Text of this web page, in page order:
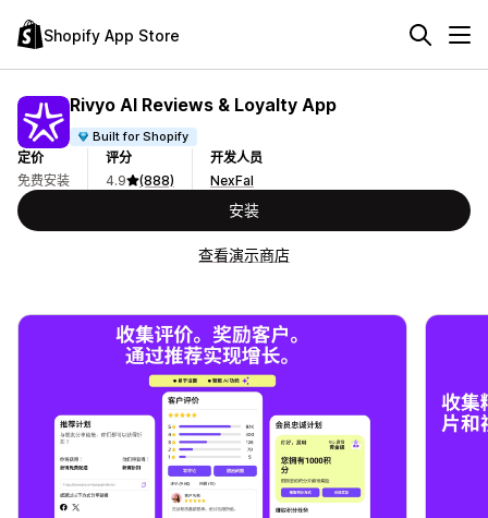
Shopify App Store
Rivyo AI Reviews & Loyalty App
Built for Shopify
定价
免费安装
评分
4.9
(888)
开发人员
NexFal
安装
查看演示商店